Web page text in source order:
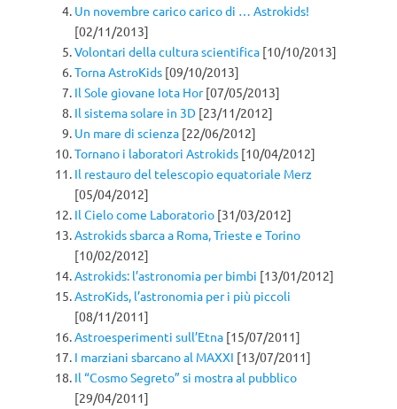
Un novembre carico carico di … Astrokids!
[02/11/2013]
Volontari della cultura scientifica [10/10/2013]
Torna AstroKids [09/10/2013]
Il Sole giovane Iota Hor[07/05/2013]
Il sistema solare in 3D [23/11/2012]
Un mare di scienza [22/06/2012]
Tornano i laboratori Astrokids [10/04/2012]
Il restauro del telescopio equatoriale Merz
[05/04/2012]
Il Cielo come Laboratorio [31/03/2012]
Astrokids sbarca a Roma, Trieste e Torino
[10/02/2012]
Astrokids: l’astronomia per bimbi [13/01/2012]
AstroKids, l’astronomia per i più piccoli
[08/11/2011]
Astroesperimenti sull’Etna [15/07/2011]
I marziani sbarcano al MAXXI [13/07/2011]
Il “Cosmo Segreto” si mostra al pubblico
[29/04/2011]